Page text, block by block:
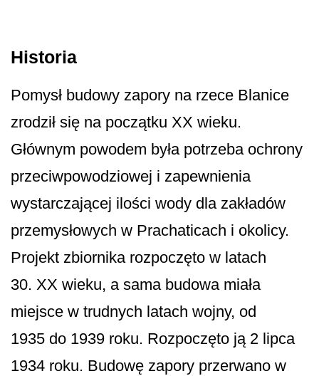
Historia
Pomysł budowy zapory na rzece Blanice
zrodził się na początku XX wieku.
Głównym powodem była potrzeba ochrony
przeciwpowodziowej i zapewnienia
wystarczającej ilości wody dla zakładów
przemysłowych w Prachaticach i okolicy.
Projekt zbiornika rozpoczęto w latach
30. XX wieku, a sama budowa miała
miejsce w trudnych latach wojny, od
1935 do 1939 roku. Rozpoczęto ją 2 lipca
1934 roku. Budowę zapory przerwano w